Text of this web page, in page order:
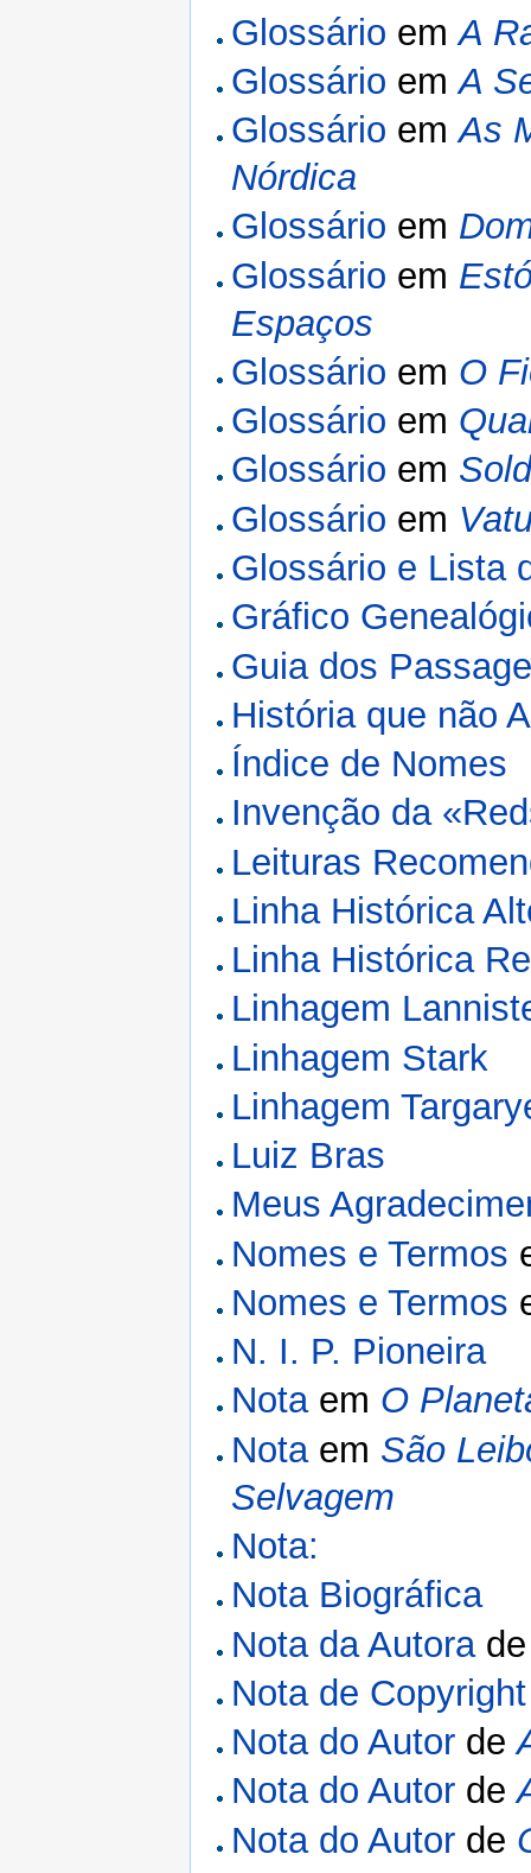
Glossário emA
Glossário emA
Glossário emAs
Nórdica
Glossário em
Glossário em
Espaços
Glossário em O
Glossário em
Glossário em
Glossário em
Glossário e Lista
Gráfico
Guia dos
História que não
Índice de Nomes
Invenção da
Leituras
Linha Histórica
Linha Histórica
Linhagem
Linhagem Stark
Linhagem
Luiz Bras
Meus
Nomes e Termos
Nomes e Termos
N. I. P. Pioneira
Notaem O
Notaem São
Selvagem
Nota:
Nota Biográfica
Nota da Autora
Nota de Copyright
Nota do Autor de
Nota do Autor de
Nota do Autor de